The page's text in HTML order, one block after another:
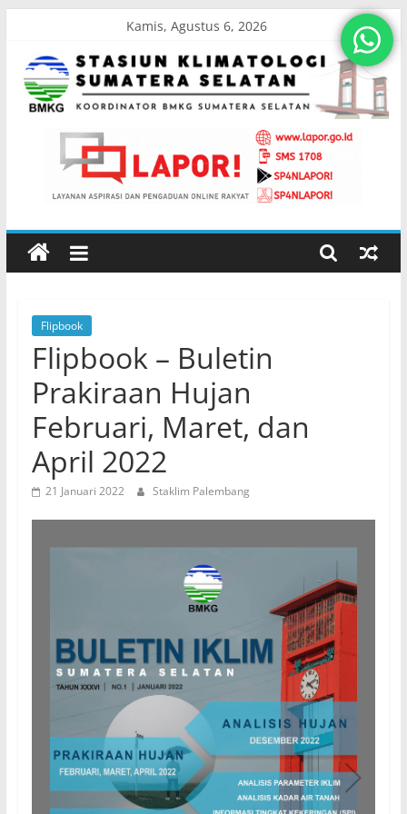
content
Kamis, Agustus 6, 2026
Stasiun
Klimatologi
Sumatera
Koordinator
BMKG
Sumatera
Selatan
Flipbook
Flipbook – Buletin
Prakiraan Hujan
Februari, Maret, dan
April 2022
21 Januari 2022 Staklim Palembang